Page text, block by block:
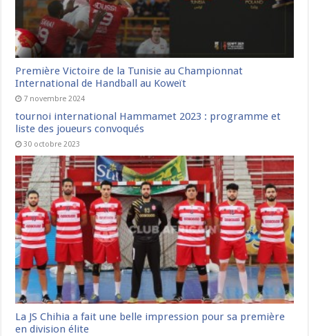
Première Victoire de la Tunisie au Championnat
International de Handball au Koweït
7 novembre 2024
tournoi international Hammamet 2023 : programme et
liste des joueurs convoqués
30 octobre 2023
La JS Chihia a fait une belle impression pour sa première
en division élite